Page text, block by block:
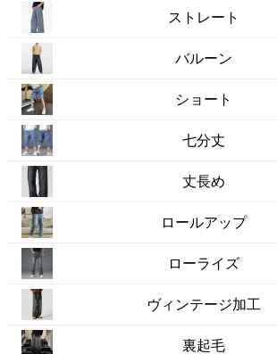
ストレート
バルーン
ショート
七分丈
丈長め
ロールアップ
ローライズ
ヴィンテージ加工
裏起毛